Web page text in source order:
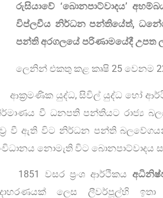
රුසියාවේ ‘බොනපාට්වාදය’
විප්ලවීය නිර්ධන පන්තියේත්,
පන්ති අරගලයේ පරිණාමයේදී
එකතු කළ කෘෂි 25 වෙනම
යුද්ධ, සිවිල් යුද්ධ හෝ
වී ධනපති පන්තියට රාජ්‍ය
වී ඇති විට නිර්ධන පන්ති
නොමැති විට බොනපාට්වාදය
වසර ප්‍රංශ ආර්ථිකය
ලෙස ලීවර්පූල්හි ඉතා